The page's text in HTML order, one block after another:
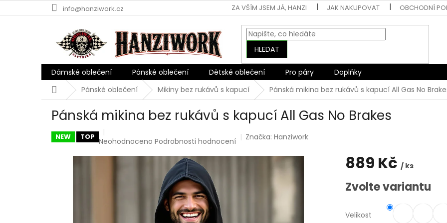
na
info@hanziwork.cz ZA VŠÍM JSEM JÁ, HANZI JAK NAKUPOVAT OBCHODNÍ
HLEDAT
Dámské oblečení Pánské oblečení Dětské oblečení Pro páry
Doplňky
DomůPánské oblečení Mikiny bez rukávů s kapucí Pánská mikina bez rukávů s kapucí All Gas No
Pánská mikina bez rukávů s kapucí All Gas No Brakes
NEW TOP Průměrné
Neohodnoceno Podrobnosti hodnocení Značka:Hanziwork
889 Kč / ks
Měrná
cena:
Zvolte variantu
Velikost